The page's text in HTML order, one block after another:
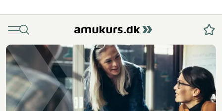
MenuSøg